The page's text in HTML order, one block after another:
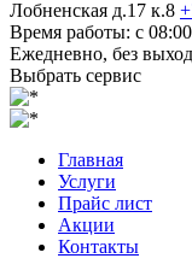
Лобненская д.17 к.8
Время работы: с
Ежедневно, без
Выбрать сервис
Главная
Услуги
Прайс лист
Акции
Контакты